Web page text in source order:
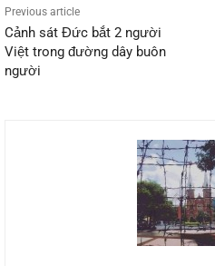
Previous article
Cảnh sát Đức bắt 2 người
Việt trong đường dây buôn
người